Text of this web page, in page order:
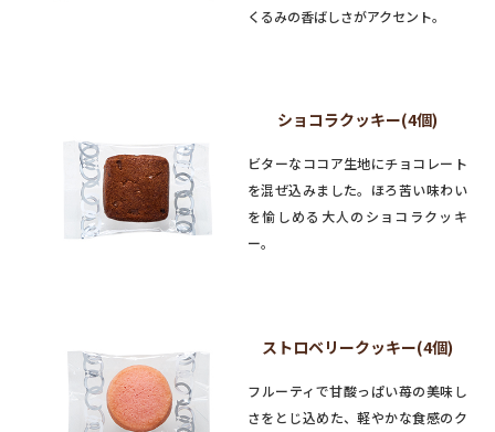
くるみの香ばしさがアクセント。
ショコラクッキー(4個)
ビターなココア生地にチョコレート
を混ぜ込みました。ほろ苦い味わい
を愉しめる大人のショコラクッキ
ー。
ストロベリークッキー(4個)
フルーティで甘酸っぱい苺の美味し
さをとじ込めた、軽やかな食感のク